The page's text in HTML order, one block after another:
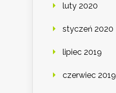
luty 2020
styczeń 2020
lipiec 2019
czerwiec 2019